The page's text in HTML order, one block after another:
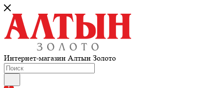
Интернет-магазин Алтын Золото